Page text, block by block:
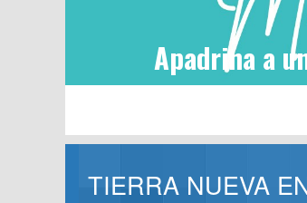
Apadrina a
TIERRA NUEVA